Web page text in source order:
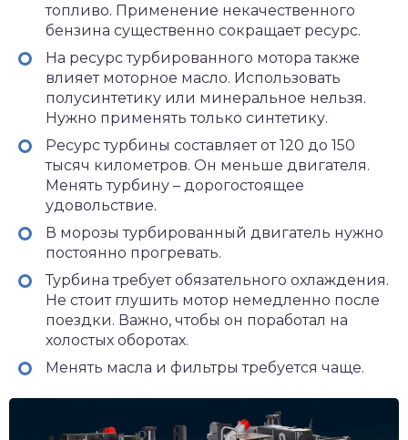
топливо. Применение некачественного
бензина существенно сокращает ресурс.
На ресурс турбированного мотора также
влияет моторное масло. Использовать
полусинтетику или минеральное нельзя.
Нужно применять только синтетику.
Ресурс турбины составляет от 120 до 150
тысяч километров. Он меньше двигателя.
Менять турбину – дорогостоящее
удовольствие.
В морозы турбированный двигатель нужно
постоянно прогревать.
Турбина требует обязательного охлаждения.
Не стоит глушить мотор немедленно после
поездки. Важно, чтобы он поработал на
холостых оборотах.
Менять масла и фильтры требуется чаще.